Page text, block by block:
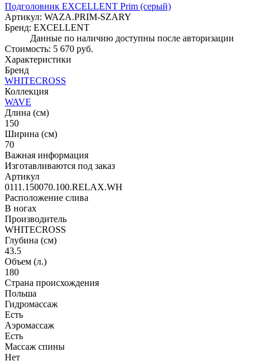
Подголовник EXCELLENT Prim (серый)
Артикул: WAZA.PRIM-SZARY
Бренд: EXCELLENT
Данные по наличию доступны после авторизации
Стоимость: 5 670 руб.
Характеристики
Бренд
WHITECROSS
Коллекция
WAVE
Длина (см)
150
Ширина (см)
70
Важная информация
Изготавливаются под заказ
Артикул
0111.150070.100.RELAX.WH
Расположение слива
В ногах
Производитель
WHITECROSS
Глубина (см)
43.5
Объем (л.)
180
Страна происхождения
Польша
Гидромассаж
Есть
Аэромассаж
Есть
Массаж спины
Нет